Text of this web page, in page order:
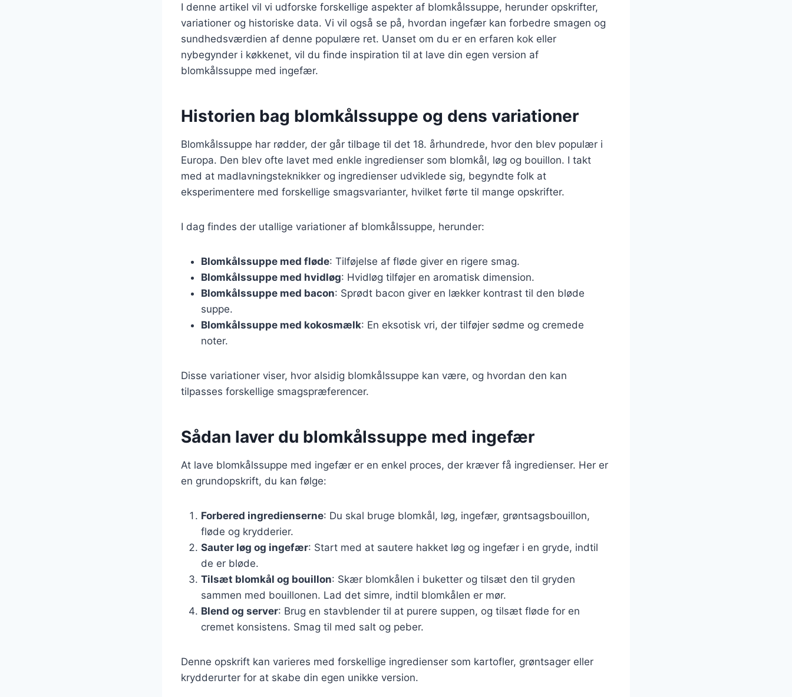
I denne artikel vil vi udforske forskellige aspekter af blomkålssuppe, herunder opskrifter,
variationer og historiske data. Vi vil også se på, hvordan ingefær kan forbedre smagen og
sundhedsværdien af denne populære ret. Uanset om du er en erfaren kok eller
nybegynder i køkkenet, vil du finde inspiration til at lave din egen version af
blomkålssuppe med ingefær.
Historien bag blomkålssuppe og dens variationer
Blomkålssuppe har rødder, der går tilbage til det 18. århundrede, hvor den blev populær i
Europa. Den blev ofte lavet med enkle ingredienser som blomkål, løg og bouillon. I takt
med at madlavningsteknikker og ingredienser udviklede sig, begyndte folk at
eksperimentere med forskellige smagsvarianter, hvilket førte til mange opskrifter.
I dag findes der utallige variationer af blomkålssuppe, herunder:
Blomkålssuppe med fløde: Tilføjelse af fløde giver en rigere smag.
Blomkålssuppe med hvidløg: Hvidløg tilføjer en aromatisk dimension.
Blomkålssuppe med bacon: Sprødt bacon giver en lækker kontrast til den bløde
suppe.
Blomkålssuppe med kokosmælk: En eksotisk vri, der tilføjer sødme og cremede
noter.
Disse variationer viser, hvor alsidig blomkålssuppe kan være, og hvordan den kan
tilpasses forskellige smagspræferencer.
Sådan laver du blomkålssuppe med ingefær
At lave blomkålssuppe med ingefær er en enkel proces, der kræver få ingredienser. Her er
en grundopskrift, du kan følge:
Forbered ingredienserne: Du skal bruge blomkål, løg, ingefær, grøntsagsbouillon,
fløde og krydderier.
Sauter løg og ingefær: Start med at sautere hakket løg og ingefær i en gryde, indtil
de er bløde.
Tilsæt blomkål og bouillon: Skær blomkålen i buketter og tilsæt den til gryden
sammen med bouillonen. Lad det simre, indtil blomkålen er mør.
Blend og server: Brug en stavblender til at purere suppen, og tilsæt fløde for en
cremet konsistens. Smag til med salt og peber.
Denne opskrift kan varieres med forskellige ingredienser som kartofler, grøntsager eller
krydderurter for at skabe din egen unikke version.